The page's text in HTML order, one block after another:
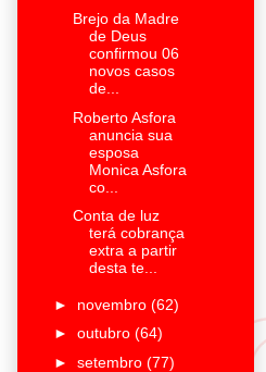
Brejo da Madre
de Deus
confirmou 06
novos casos
de...
Roberto Asfora
anuncia sua
esposa
Monica Asfora
co...
Conta de luz
terá cobrança
extra a partir
desta te...
► novembro (62)
► outubro (64)
► setembro (77)